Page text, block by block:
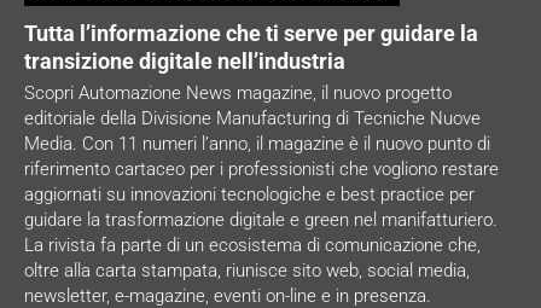
Tutta l’informazione che ti serve per guidare la
transizione digitale nell’industria
Scopri Automazione News magazine, il nuovo progetto
editoriale della Divisione Manufacturing di Tecniche Nuove
Media. Con 11 numeri l’anno, il magazine è il nuovo punto di
riferimento cartaceo per i professionisti che vogliono restare
aggiornati su innovazioni tecnologiche e best practice per
guidare la trasformazione digitale e green nel manifatturiero.
La rivista fa parte di un ecosistema di comunicazione che,
oltre alla carta stampata, riunisce sito web, social media,
newsletter, e-magazine, eventi on-line e in presenza.